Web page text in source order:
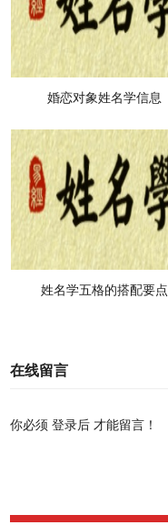
婚恋对象姓名学信息
姓名学五格的搭配要点
在线留言
你必须登录后 才能留言！